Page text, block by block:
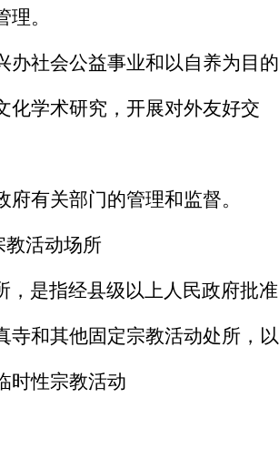
。
办社会公益事业和以自养为目的
化学术研究，开展对外友好交
有关部门的管理和监督。
教活动场所
，是指经县级以上人民政府批准
寺和其他固定宗教活动处所，以
时性宗教活动